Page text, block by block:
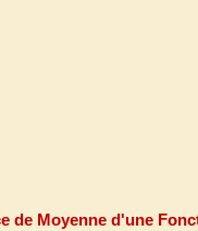
de Moyenne d'une